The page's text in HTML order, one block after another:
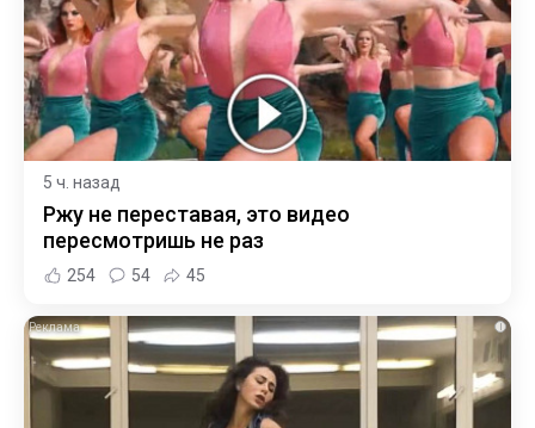
5 ч. назад
Ржу не переставая, это видео
пересмотришь не раз
254 54 45
i